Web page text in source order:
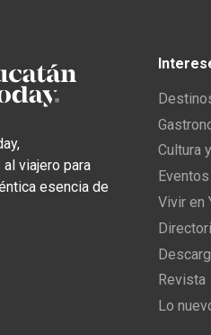
viajero para
esencia de
Cultura
Vivir en
Revista
Lo